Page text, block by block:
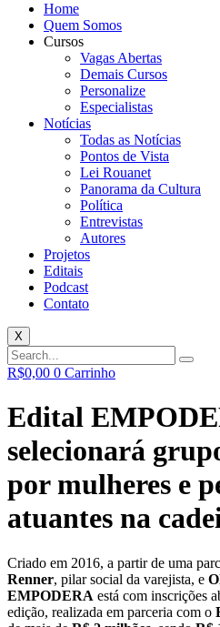
Home
Quem Somos
Cursos
Vagas Abertas
Demais Cursos
Personalize
Especialistas
Notícias
Todas as Notícias
Pontos de Vista
Lei Rouanet
Panorama da Cultura
Política
Entrevistas
Autores
Projetos
Editais
Podcast
Contato
X
R$0,00 0 Carrinho
Edital
selecionará
por mulheres e
atuantes na
Criado em 2016, a partir de uma
Renner, pilar social da varejista, e
EMPODERA está com inscrições
edição, realizada em parceria com o